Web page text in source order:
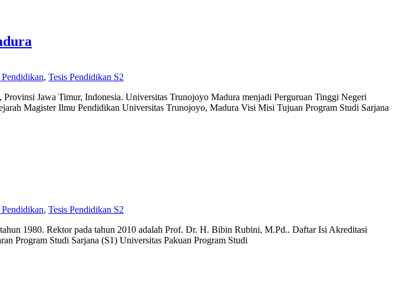
Pendidikan, Tesis Pendidikan S2
Jawa Timur, Indonesia. Universitas Trunojoyo Madura menjadi Perguruan Tinggi Negeri
Magister Ilmu Pendidikan Universitas Trunojoyo, Madura Visi Misi Tujuan Program Studi Sarjana
Pendidikan, Tesis Pendidikan S2
1980. Rektor pada tahun 2010 adalah Prof. Dr. H. Bibin Rubini, M.Pd.. Daftar Isi Akreditasi
Program Studi Sarjana (S1) Universitas Pakuan Program Studi